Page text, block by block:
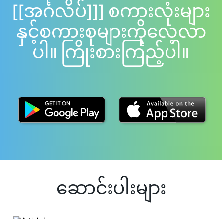
[[အင်္ဂလိပ်]]] စကားလုံးများ
နှင့်စကားစုများကိုလေ့လာ
ပါ။ ကြိုးစားကြည့်ပါ။
ဆောင်းပါးများ